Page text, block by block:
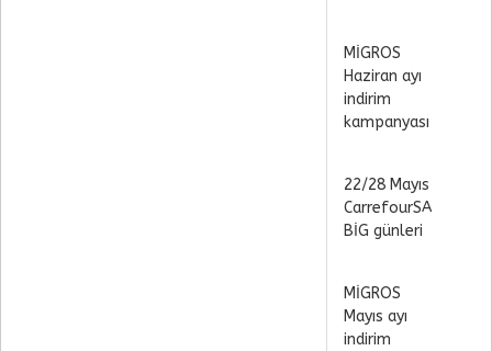
MİGROS
Haziran ayı
indirim
kampanyası
22/28 Mayıs
CarrefourSA
BİG günleri
MİGROS
Mayıs ayı
indirim